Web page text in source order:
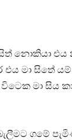
නොකියා එය
එය මා සිතේ
මා සිය
ගමේ